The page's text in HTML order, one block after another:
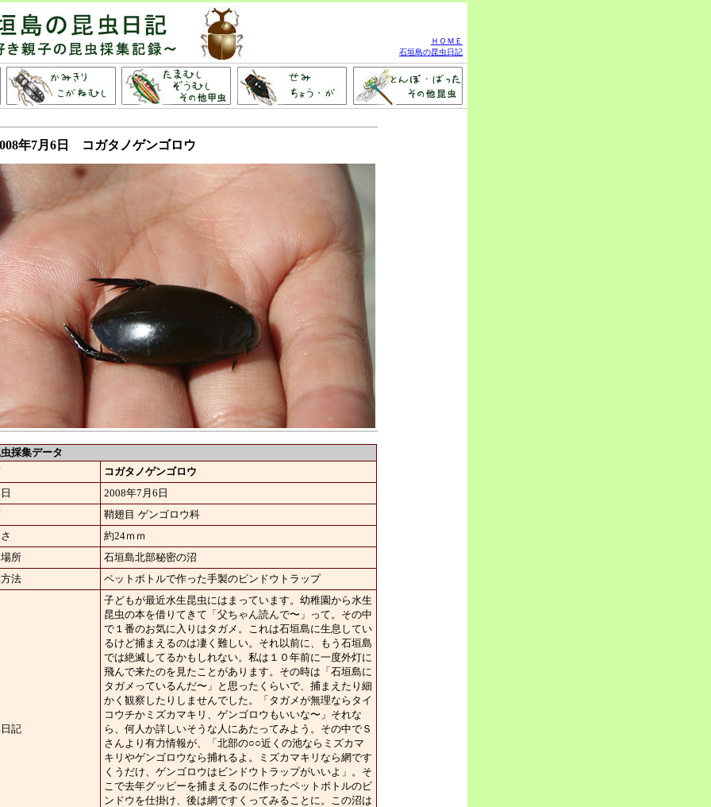
ＨＯＭＥ
石垣島の昆虫日記
年7月6日 コガタノゲンゴロウ
採集データ
コガタノゲンゴロウ
2008年7月6日
鞘翅目 ゲンゴロウ科
約24ｍｍ
所
石垣島北部秘密の沼
法
ペットボトルで作った手製のビンドウトラップ
記
子どもが最近水生昆虫にはまっています。幼稚園から水生
昆虫の本を借りてきて「父ちゃん読んで〜」って。その中
で１番のお気に入りはタガメ。これは石垣島に生息してい
るけど捕まえるのは凄く難しい。それ以前に、もう石垣島
では絶滅してるかもしれない。私は１０年前に一度外灯に
飛んで来たのを見たことがあります。その時は「石垣島に
タガメっているんだ〜」と思ったくらいで、捕まえたり細
かく観察したりしませんでした。「タガメが無理ならタイ
コウチかミズカマキリ、ゲンゴロウもいいな〜」それな
ら、何人か詳しいそうな人にあたってみよう。その中でＳ
さんより有力情報が、「北部の○○近くの池ならミズカマ
キリやゲンゴロウなら捕れるよ。ミズカマキリなら網です
くうだけ、ゲンゴロウはビンドウトラップがいいよ」。そ
こで去年グッピーを捕まえるのに作ったペットボトルのビ
ンドウを仕掛け、後は網ですくってみることに。この沼は